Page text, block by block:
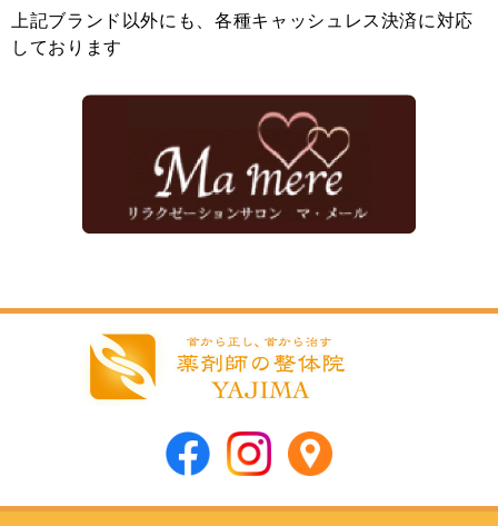
上記ブランド以外にも、各種キャッシュレス決済に対応
しております